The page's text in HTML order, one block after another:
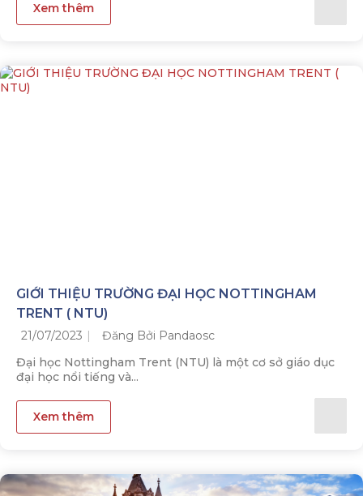
Xem thêm
GIỚI THIỆU TRƯỜNG ĐẠI HỌC NOTTINGHAM
TRENT ( NTU)
21/07/2023
Đăng Bởi Pandaosc
Đại học Nottingham Trent (NTU) là một cơ sở giáo dục
đại học nổi tiếng và...
Xem thêm